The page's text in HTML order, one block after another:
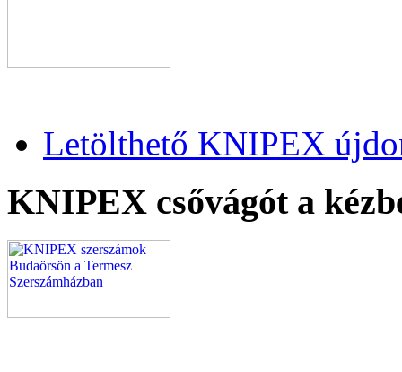
Letölthető KNIPEX
KNIPEX csővágót a